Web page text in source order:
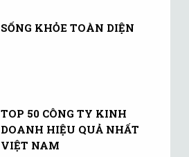
SỐNG KHỎE TOÀN DIỆN
TOP 50 CÔNG TY KINH
DOANH HIỆU QUẢ NHẤT
VIỆT NAM